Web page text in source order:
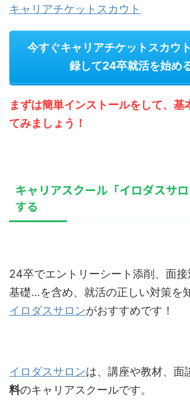
キャリアチケットスカウト
今すぐキャリアチケットスカウ
録して24卒就活を始め
まずは簡単インストールをして、基
てみましょう！
キャリアスクール「イロダスサ
する
24卒でエントリーシート添削、面
基礎…を含め、就活の正しい対策を
イロダスサロンがおすすめです！
イロダスサロンは、講座や教材、面
料のキャリアスクールです。